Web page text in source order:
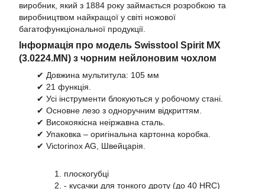
виробник, який з 1884 року займається розробкою та
виробництвом найкращої у світі ножової
багатофункціональної продукції.
Інформація про модель Swisstool Spirit MX
(3.0224.MN) з чорним нейлоновим чохлом
✔ Довжина мультитула: 105 мм
✔ 21 функція.
✔ Усі інструменти блокуються у робочому стані.
✔ Основне лезо з одноручним відкриттям.
✔ Високоякісна неіржавна сталь.
✔ Упаковка – оригінальна картонна коробка.
✔ Victorinox AG, Швейцарія.
1. плоскогубці
2. - кусачки для тонкого дроту (до 40 HRC)